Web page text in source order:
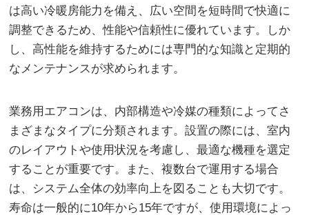
は高い冷暖房能力を備え、広い空間を短時間で快適に
調整できるため、性能や信頼性に優れています。しか
し、高性能を維持するためには専門的な知識と定期的
なメンテナンスが求められます。
業務用エアコンは、内部構造や冷媒の種類によってさ
まざまなタイプに分類されます。設置の際には、室内
のレイアウトや使用状況を考慮し、最適な機種を選定
することが重要です。また、複数台で運用する場合
は、システム全体の効率向上を図ることも大切です。
寿命は一般的に10年から15年ですが、使用環境によっ